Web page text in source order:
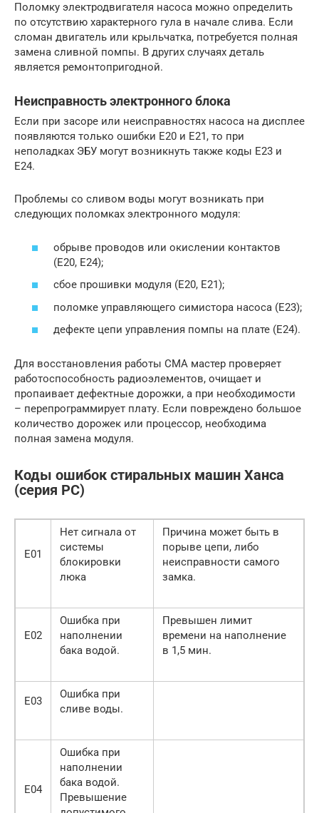
Поломку электродвигателя насоса можно определить
по отсутствию характерного гула в начале слива. Если
сломан двигатель или крыльчатка, потребуется полная
замена сливной помпы. В других случаях деталь
является ремонтопригодной.
Неисправность электронного блока
Если при засоре или неисправностях насоса на дисплее
появляются только ошибки Е20 и Е21, то при
неполадках ЭБУ могут возникнуть также коды Е23 и
Е24.
Проблемы со сливом воды могут возникать при
следующих поломках электронного модуля:
обрыве проводов или окислении контактов
(Е20, Е24);
сбое прошивки модуля (Е20, Е21);
поломке управляющего симистора насоса (Е23);
дефекте цепи управления помпы на плате (Е24).
Для восстановления работы СМА мастер проверяет
работоспособность радиоэлементов, очищает и
пропаивает дефектные дорожки, а при необходимости
– перепрограммирует плату. Если повреждено большое
количество дорожек или процессор, необходима
полная замена модуля.
Коды ошибок стиральных машин Ханса
(серия РС)
Е01
Нет сигнала от
системы
блокировки
люка
Причина может быть в
порыве цепи, либо
неисправности самого
замка.
Е02
Ошибка при
наполнении
бака водой.
Превышен лимит
времени на наполнение
в 1,5 мин.
Е03
Ошибка при
сливе воды.
Е04
Ошибка при
наполнении
бака водой.
Превышение